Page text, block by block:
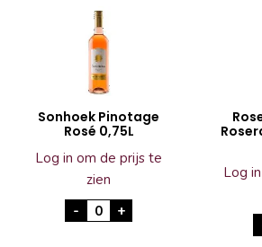
Sonhoek Pinotage
Rosé 0,75L
Log in om de prijs te
zien
- Sonhoek Pinotage Rosé
+
Log